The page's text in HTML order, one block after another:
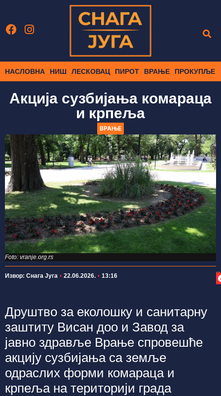
НАСЛОВНА НИШ ЛЕСКОВАЦ ПИРОТ ВРАЊЕ ПРОКУПЉЕ
Акција сузбијања комараца
и крпеља
ВРАЊЕ
Foto: vranje.org.rs
Извор: Снага Југа 22.06.2026. 13:16
Друштво за еколошку и санитарну
заштиту Висан доо и Завод за
јавно здравље Врање спровешће
акцију сузбијања са земље
одраслих форми комараца и
крпеља на територији града